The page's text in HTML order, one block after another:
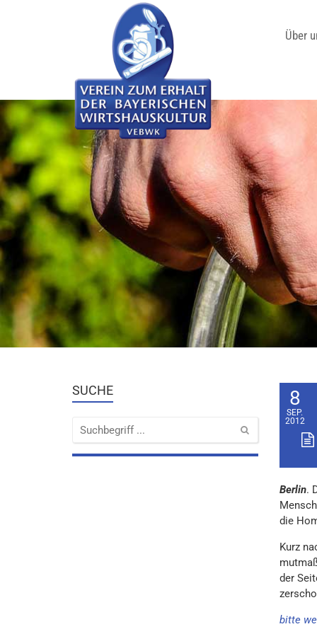
Über
SUCHE 8
SEP.
2012
Berlin.
die
Kurz
der
bitte